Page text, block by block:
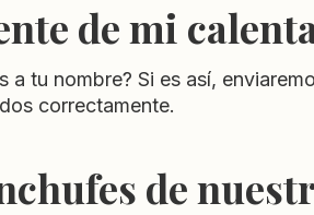
de mi
tu nombre? Si es así,
correctamente.
de